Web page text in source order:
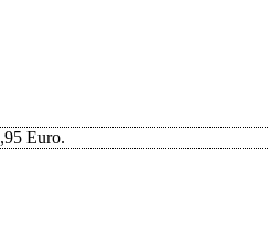
Euro.